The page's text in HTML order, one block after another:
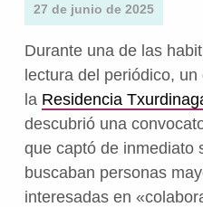
27 de junio de 2025
Durante una de las
lectura del periódico,
la Residencia
descubrió una
que captó de inmediato
buscaban personas
interesadas en